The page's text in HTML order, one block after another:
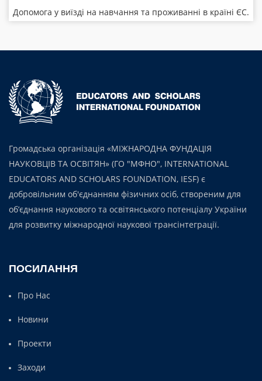
Допомога у виїзді на навчання та проживанні в країні ЄС.
Громадська організація «МІЖНАРОДНА ФУНДАЦІЯ
НАУКОВЦІВ ТА ОСВІТЯН» (ГО "МФНО", INTERNATIONAL
EDUCATORS AND SCHOLARS FOUNDATION, IESF) є
добровільним об'єднанням фізичних осіб, створеним для
об’єднання наукового та освітянського потенціалу України
для розвитку міжнародної наукової трансінтеграції.
ПОСИЛАННЯ
Про Нас
Новини
Проекти
Заходи